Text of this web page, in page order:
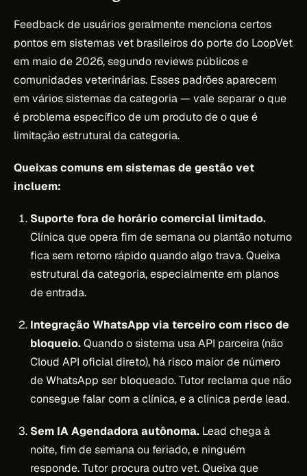
Feedback de usuários geralmente menciona certos
pontos em sistemas vet brasileiros do porte do LoopVet
em maio de 2026, segundo reviews públicos e
comunidades veterinárias. Esses padrões aparecem
em vários sistemas da categoria — vale separar o que
é problema específico de um produto de o que é
limitação estrutural da categoria.
Queixas comuns em sistemas de gestão vet
incluem:
Suporte fora de horário comercial limitado.
Clínica que opera fim de semana ou plantão noturno
fica sem retorno rápido quando algo trava. Queixa
estrutural da categoria, especialmente em planos
de entrada.
Integração WhatsApp via terceiro com risco de
bloqueio.Quando o sistema usa API parceira (não
Cloud API oficial direto), há risco maior de número
de WhatsApp ser bloqueado. Tutor reclama que não
consegue falar com a clínica, e a clínica perde lead.
Sem IA Agendadora autônoma. Lead chega à
noite, fim de semana ou feriado, e ninguém
responde. Tutor procura outro vet. Queixa que